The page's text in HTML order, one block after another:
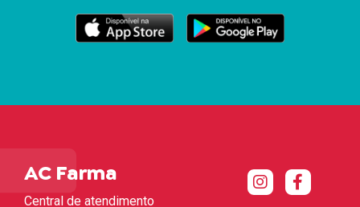
AC Farma
Central de atendimento